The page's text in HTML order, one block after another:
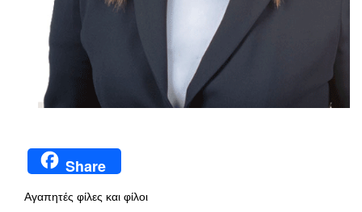
Share
Αγαπητές φίλες και φίλοι